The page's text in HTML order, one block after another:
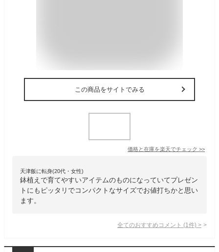
この商品をサイトでみる
価格と在庫を楽天でチェック >>
天津飯に転身(20代・女性)
鉢植えで育てやすいアイテムのものになっていてプレゼン
トにもピッタリでコンパクトなサイズでお値打ちかと思い
ます。
全てのおすすめコメント (1 件) >